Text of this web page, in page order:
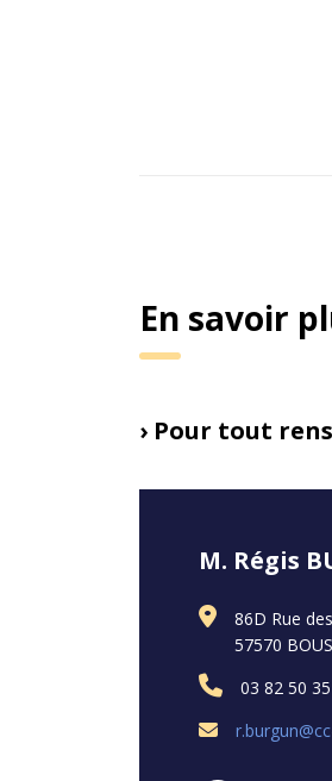
En savoir
› Pour tout
M. Régis
86D Rue
57570
03 82 50